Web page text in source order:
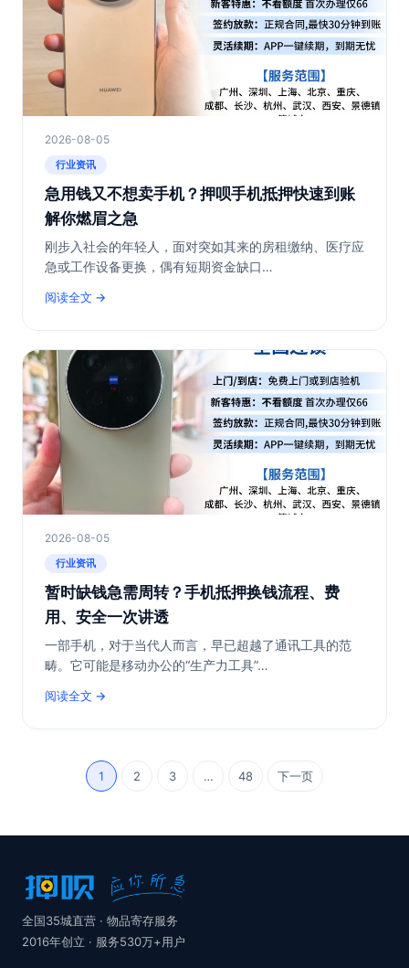
2026-08-05
行业资讯
急用钱又不想卖手机？押呗手机抵押快速到账
解你燃眉之急
刚步入社会的年轻人，面对突如其来的房租缴纳、医疗应
急或工作设备更换，偶有短期资金缺口…
阅读全文
2026-08-05
行业资讯
暂时缺钱急需周转？手机抵押换钱流程、费
用、安全一次讲透
一部手机，对于当代人而言，早已超越了通讯工具的范
畴。它可能是移动办公的“生产力工具”…
阅读全文
1 2 3 … 48 下一页
全国35城直营 · 物品寄存服务
2016年创立 · 服务530万+用户